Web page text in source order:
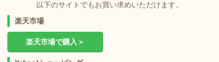
以下のサイトでもお買い求めいただけます。
楽天市場
楽天市場で購入＞